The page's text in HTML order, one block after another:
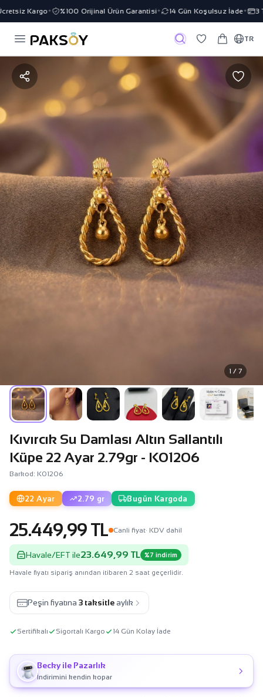
Kargo✦ %100 Orijinal Ürün Garantisi✦ 14 Gün Koşulsuz İade ✦ 3
TR
1 / 7
Kıvırcık Su Damlası Altın Sallantılı
Küpe 22 Ayar 2.79gr - K01206
Barkod: K01206
22 Ayar 2.79 gr Bugün Kargoda
25.449,99 TL Canli fiyat· KDV dahil
Havale/EFT ile23.649,99 TL %7 indirim
Havale fiyatı sipariş anından itibaren 2 saat geçerlidir.
Peşin fiyatına 3 taksitle aylık
Sertifikalı Sigortalı Kargo 14 Gün Kolay İade
Becky ile Pazarlık
İndirimini kendin kopar